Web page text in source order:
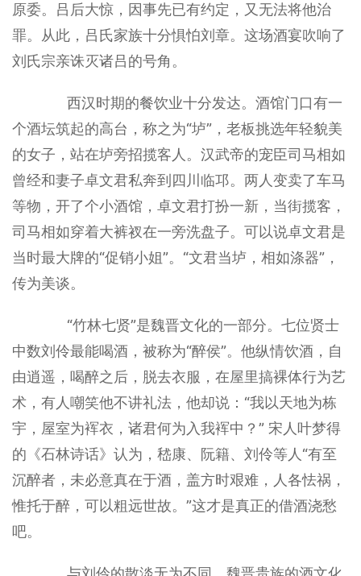
原委。吕后大惊，因事先已有约定，又无法将他治
罪。从此，吕氏家族十分惧怕刘章。这场酒宴吹响了
刘氏宗亲诛灭诸吕的号角。
西汉时期的餐饮业十分发达。酒馆门口有一
个酒坛筑起的高台，称之为“垆”，老板挑选年轻貌美
的女子，站在垆旁招揽客人。汉武帝的宠臣司马相如
曾经和妻子卓文君私奔到四川临邛。两人变卖了车马
等物，开了个小酒馆，卓文君打扮一新，当街揽客，
司马相如穿着大裤衩在一旁洗盘子。可以说卓文君是
当时最大牌的“促销小姐”。“文君当垆，相如涤器”，
传为美谈。
“竹林七贤”是魏晋文化的一部分。七位贤士
中数刘伶最能喝酒，被称为“醉侯”。他纵情饮酒，自
由逍遥，喝醉之后，脱去衣服，在屋里搞裸体行为艺
术，有人嘲笑他不讲礼法，他却说：“我以天地为栋
宇，屋室为裈衣，诸君何为入我裈中？” 宋人叶梦得
的《石林诗话》认为，嵇康、阮籍、刘伶等人“有至
沉醉者，未必意真在于酒，盖方时艰难，人各怯祸，
惟托于醉，可以粗远世故。”这才是真正的借酒浇愁
吧。